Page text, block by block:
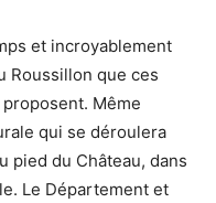
et incroyablement
Roussillon que ces
Même
qui se déroulera
pied du Château, dans
Le Département et